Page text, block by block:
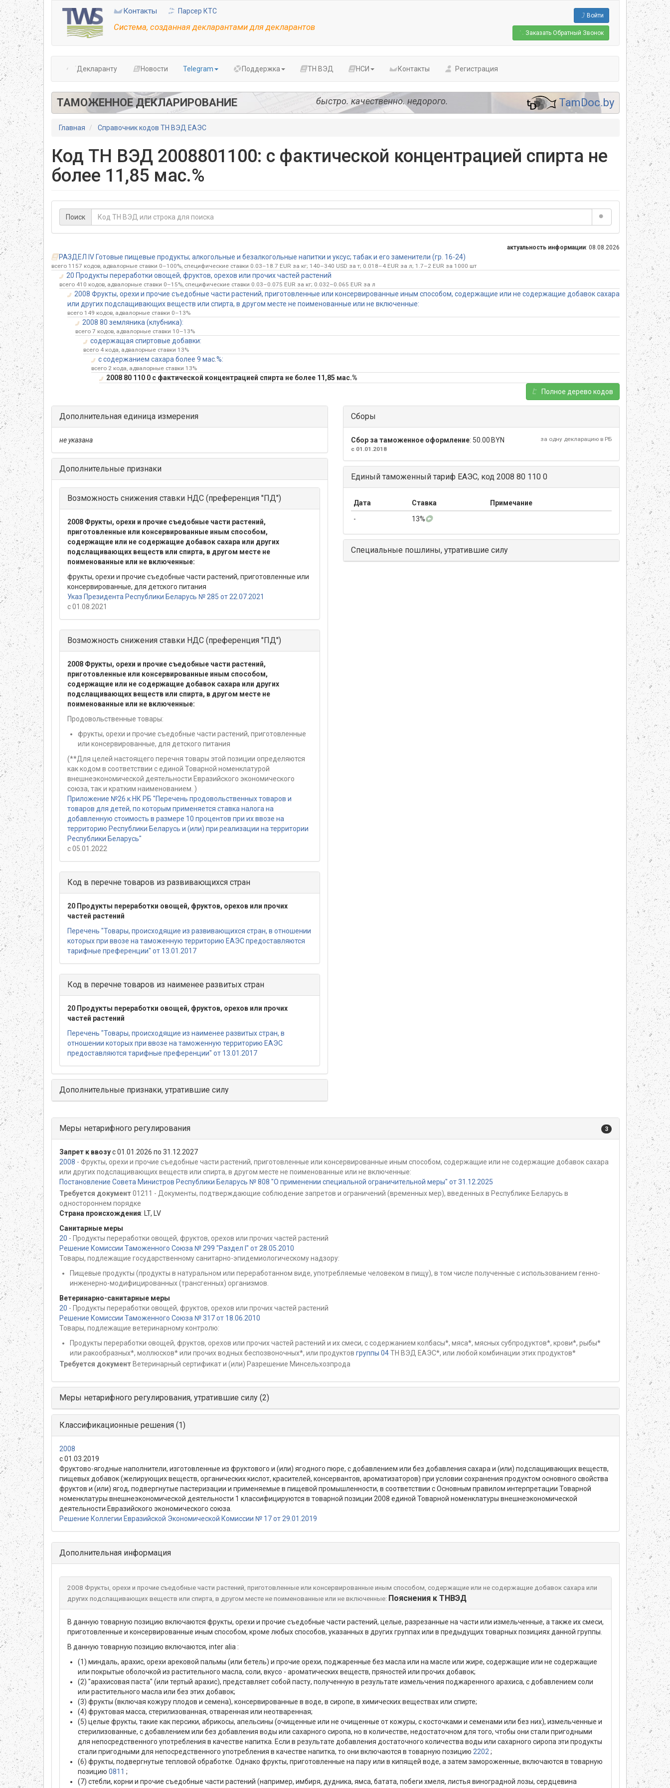
Перейти
к
основному
содержанию
Контакты Парсер КТС
Система, созданная декларантами для декларантов
Войти
Заказать Обратный Звонок
Декларанту Новости Telegram Поддержка ТН ВЭД НСИ Контакты Регистрация
ТАМОЖЕННОЕ ДЕКЛАРИРОВАНИЕ TamDoc.by
быстро. качественно. недорого.
Главная Справочник кодов ТН ВЭД ЕАЭС
Код ТН ВЭД 2008801100: с фактической концентрацией спирта не
более 11,85 мас.%
Поиск
актуальность информации: 08.08.2026
РАЗДЕЛ IV Готовые пищевые продукты; алкогольные и безалкогольные напитки и уксус; табак и его заменители (гр. 16-24)
всего 1157 кодов, адвалорные ставки 0–100%, специфические ставки 0.03–18.7 EUR за кг; 140–340 USD за т; 0.018–4 EUR за л; 1.7–2 EUR за 1000 шт
20 Продукты переработки овощей, фруктов, орехов или прочих частей растений
всего 410 кодов, адвалорные ставки 0–15%, специфические ставки 0.03–0.075 EUR за кг; 0.032–0.065 EUR за л
2008 Фрукты, орехи и прочие съедобные части растений, приготовленные или консервированные иным способом, содержащие или не содержащие добавок сахара
или других подслащивающих веществ или спирта, в другом месте не поименованные или не включенные:
всего 149 кодов, адвалорные ставки 0–13%
2008 80 земляника (клубника):
всего 7 кодов, адвалорные ставки 10–13%
содержащая спиртовые добавки:
всего 4 кода, адвалорные ставки 13%
с содержанием сахара более 9 мас.%:
всего 2 кода, адвалорные ставки 13%
2008 80 110 0 с фактической концентрацией спирта не более 11,85 мас.%
Полное дерево кодов
Дополнительная единица измерения
не указана
Дополнительные признаки
Возможность снижения ставки НДС (преференция "ПД")
2008 Фрукты, орехи и прочие съедобные части растений,
приготовленные или консервированные иным способом,
содержащие или не содержащие добавок сахара или других
подслащивающих веществ или спирта, в другом месте не
поименованные или не включенные:
фрукты, орехи и прочие съедобные части растений, приготовленные или
консервированные, для детского питания
Указ Президента Республики Беларусь № 285 от 22.07.2021
с 01.08.2021
Возможность снижения ставки НДС (преференция "ПД")
2008 Фрукты, орехи и прочие съедобные части растений,
приготовленные или консервированные иным способом,
содержащие или не содержащие добавок сахара или других
подслащивающих веществ или спирта, в другом месте не
поименованные или не включенные:
Продовольственные товары:
фрукты, орехи и прочие съедобные части растений, приготовленные
или консервированные, для детского питания
(**Для целей настоящего перечня товары этой позиции определяются
как кодом в соответствии с единой Товарной номенклатурой
внешнеэкономической деятельности Евразийского экономического
союза, так и кратким наименованием. )
Приложение №26 к НК РБ "Перечень продовольственных товаров и
товаров для детей, по которым применяется ставка налога на
добавленную стоимость в размере 10 процентов при их ввозе на
территорию Республики Беларусь и (или) при реализации на территории
Республики Беларусь"
с 05.01.2022
Код в перечне товаров из развивающихся стран
20 Продукты переработки овощей, фруктов, орехов или прочих
частей растений
Перечень "Товары, происходящие из развивающихся стран, в отношении
которых при ввозе на таможенную территорию ЕАЭС предоставляются
тарифные преференции" от 13.01.2017
Код в перечне товаров из наименее развитых стран
20 Продукты переработки овощей, фруктов, орехов или прочих
частей растений
Перечень "Товары, происходящие из наименее развитых стран, в
отношении которых при ввозе на таможенную территорию ЕАЭС
предоставляются тарифные преференции" от 13.01.2017
Дополнительные признаки, утратившие силу
Сборы
Сбор за таможенное оформление: 50.00 BYN
за одну декларацию в РБ
с 01.01.2018
Единый таможенный тариф ЕАЭС, код 2008 80 110 0
Дата Ставка
Примечание
-
13%
Специальные пошлины, утратившие силу
Меры нетарифного регулирования 3
Запрет к ввозус 01.01.2026 по 31.12.2027
2008 - Фрукты, орехи и прочие съедобные части растений, приготовленные или консервированные иным способом, содержащие или не содержащие добавок сахара
или других подслащивающих веществ или спирта, в другом месте не поименованные или не включенные:
Постановление Совета Министров Республики Беларусь № 808 "О применении специальной ограничительной меры" от 31.12.2025
Требуется документ01211 - Документы, подтверждающие соблюдение запретов и ограничений (временных мер), введенных в Республике Беларусь в
одностороннем порядке
Страна происхождения: LT,
LV
Санитарные меры
20 - Продукты переработки овощей, фруктов, орехов или прочих частей растений
Решение Комиссии Таможенного Союза № 299 "Раздел I" от 28.05.2010
Товары, подлежащие государственному санитарно-эпидемиологическому надзору:
Пищевые продукты (продукты в натуральном или переработанном виде, употребляемые человеком в пищу), в том числе полученные с использованием генно-
инженерно-модифицированных (трансгенных) организмов.
Ветеринарно-санитарные меры
20 - Продукты переработки овощей, фруктов, орехов или прочих частей растений
Решение Комиссии Таможенного Союза № 317 от 18.06.2010
Товары, подлежащие ветеринарному контролю:
Продукты переработки овощей, фруктов, орехов или прочих частей растений и их смеси, с содержанием колбасы*, мяса*, мясных субпродуктов*, крови*, рыбы*
или ракообразных*, моллюсков* или прочих водных беспозвоночных*, или продуктов группы 04ТН ВЭД ЕАЭС*, или любой комбинации этих продуктов*
Требуется документ Ветеринарный сертификат и (или) Разрешение Минсельхозпрода
Меры нетарифного регулирования, утратившие силу (2)
Классификационные решения (1)
2008
с 01.03.2019
Фруктово-ягодные наполнители, изготовленные из фруктового и (или) ягодного пюре, с добавлением или без добавления сахара и (или) подслащивающих веществ,
пищевых добавок (желирующих веществ, органических кислот, красителей, консервантов, ароматизаторов) при условии сохранения продуктом основного свойства
фруктов и (или) ягод, подвергнутые пастеризации и применяемые в пищевой промышленности, в соответствии с Основным правилом интерпретации Товарной
номенклатуры внешнеэкономической деятельности 1 классифицируются в товарной позиции 2008 единой Товарной номенклатуры внешнеэкономической
деятельности Евразийского экономического союза.
Решение Коллегии Евразийской Экономической Комиссии № 17 от 29.01.2019
Дополнительная информация
2008 Фрукты, орехи и прочие съедобные части растений, приготовленные или консервированные иным способом, содержащие или не содержащие добавок сахара или
других подслащивающих веществ или спирта, в другом месте не поименованные или не включенные: Пояснения к ТНВЭД
В данную товарную позицию включаются фрукты, орехи и прочие съедобные части растений, целые, разрезанные на части или измельченные, а также их смеси,
приготовленные и консервированные иным способом, кроме любых способов, указанных в других группах или в предыдущих товарных позициях данной группы.
В данную товарную позицию включаются, inter alia :
(1) миндаль, арахис, орехи арековой пальмы (или бетель) и прочие орехи, поджаренные без масла или на масле или жире, содержащие или не содержащие
или покрытые оболочкой из растительного масла, соли, вкусо - ароматических веществ, пряностей или прочих добавок;
(2) "арахисовая паста" (или тертый арахис), представляет собой пасту, полученную в результате измельчения поджаренного арахиса, с добавлением соли
или растительного масла или без этих добавок;
(3) фрукты (включая кожуру плодов и семена), консервированные в воде, в сиропе, в химических веществах или спирте;
(4) фруктовая масса, стерилизованная, отваренная или неотваренная;
(5) целые фрукты, такие как персики, абрикосы, апельсины (очищенные или не очищенные от кожуры, с косточками и семенами или без них), измельченные и
стерилизованные, с добавлением или без добавления воды или сахарного сиропа, но в количестве, недостаточном для того, чтобы они стали пригодными
для непосредственного употребления в качестве напитка. Если в результате добавления достаточного количества воды или сахарного сиропа эти продукты
стали пригодными для непосредственного употребления в качестве напитка, то они включаются в товарную позицию 2202 ;
(6) фрукты, подвергнутые тепловой обработке. Однако фрукты, приготовленные на пару или в кипящей воде, а затем замороженные, включаются в товарную
позицию 0811 ;
(7) стебли, корни и прочие съедобные части растений (например, имбиря, дудника, ямса, батата, побеги хмеля, листья виноградной лозы, сердцевина